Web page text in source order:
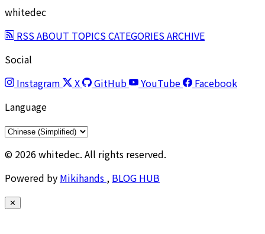
whitedec
RSSABOUT TOPICSCATEGORIESARCHIVE
Social
Instagram
X GitHub YouTube
Facebook
Language
© 2026 whitedec. All rights reserved.
Powered by Mikihands , BLOG HUB
✕